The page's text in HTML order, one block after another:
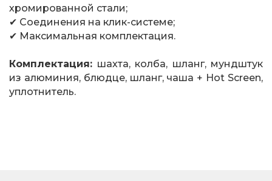
хромированной стали;
✔ Соединения на клик-системе;
✔ Максимальная комплектация.
Комплектация: шахта, колба, шланг, мундштук
из алюминия, блюдце, шланг, чаша + Hot Screen,
уплотнитель.